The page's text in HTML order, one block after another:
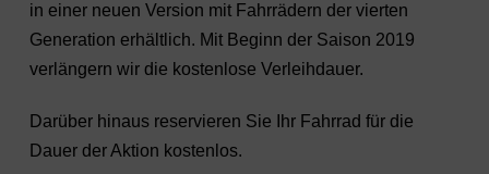
in einer neuen Version mit Fahrrädern der vierten
Generation erhältlich. Mit Beginn der Saison 2019
verlängern wir die kostenlose Verleihdauer.
Darüber hinaus reservieren Sie Ihr Fahrrad für die
Dauer der Aktion kostenlos.